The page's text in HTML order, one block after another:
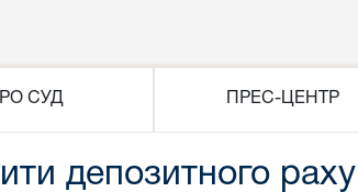
СУД ПРЕС-ЦЕНТР
депозитного